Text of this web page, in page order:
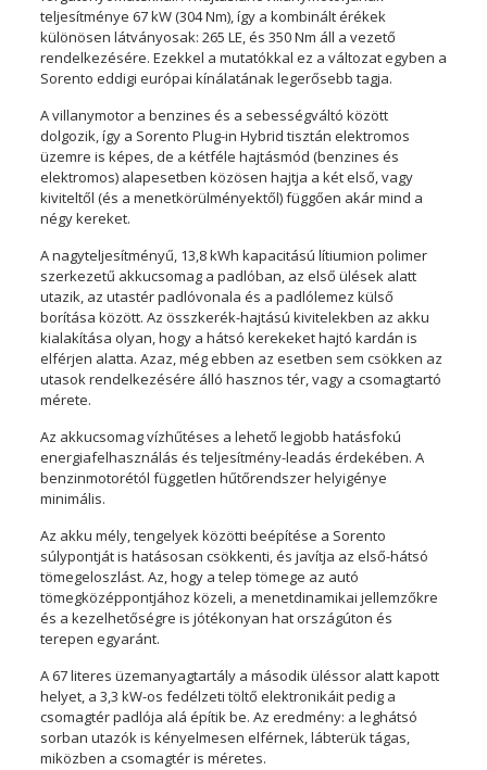
teljesítménye 67 kW (304 Nm), így a kombinált érékek
különösen látványosak: 265 LE, és 350 Nm áll a vezető
rendelkezésére. Ezekkel a mutatókkal ez a változat egyben a
Sorento eddigi európai kínálatának legerősebb tagja.
A villanymotor a benzines és a sebességváltó között
dolgozik, így a Sorento Plug-in Hybrid tisztán elektromos
üzemre is képes, de a kétféle hajtásmód (benzines és
elektromos) alapesetben közösen hajtja a két első, vagy
kiviteltől (és a menetkörülményektől) függően akár mind a
négy kereket.
A nagyteljesítményű, 13,8 kWh kapacitású lítiumion polimer
szerkezetű akkucsomag a padlóban, az első ülések alatt
utazik, az utastér padlóvonala és a padlólemez külső
borítása között. Az összkerék-hajtású kivitelekben az akku
kialakítása olyan, hogy a hátsó kerekeket hajtó kardán is
elférjen alatta. Azaz, még ebben az esetben sem csökken az
utasok rendelkezésére álló hasznos tér, vagy a csomagtartó
mérete.
Az akkucsomag vízhűtéses a lehető legjobb hatásfokú
energiafelhasználás és teljesítmény-leadás érdekében. A
benzinmotorétól független hűtőrendszer helyigénye
minimális.
Az akku mély, tengelyek közötti beépítése a Sorento
súlypontját is hatásosan csökkenti, és javítja az első-hátsó
tömegeloszlást. Az, hogy a telep tömege az autó
tömegközéppontjához közeli, a menetdinamikai jellemzőkre
és a kezelhetőségre is jótékonyan hat országúton és
terepen egyaránt.
A 67 literes üzemanyagtartály a második üléssor alatt kapott
helyet, a 3,3 kW-os fedélzeti töltő elektronikáit pedig a
csomagtér padlója alá építik be. Az eredmény: a leghátsó
sorban utazók is kényelmesen elférnek, lábterük tágas,
miközben a csomagtér is méretes.